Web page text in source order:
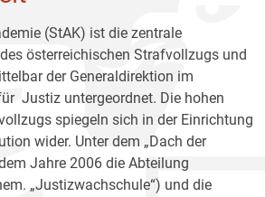
(StAK) ist die zentrale
österreichischen Strafvollzugs und
der Generaldirektion im
Justiz untergeordnet. Die hohen
spiegeln sich in der Einrichtung
wider. Unter dem „Dach der
Jahre 2006 die Abteilung
„Justizwachschule“) und die